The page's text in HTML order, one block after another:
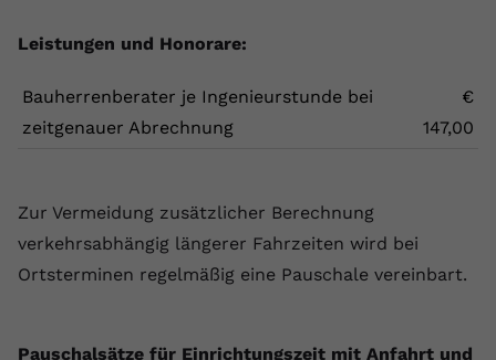
Leistungen und Honorare:
Bauherrenberater je Ingenieurstunde bei
zeitgenauer Abrechnung
€
147,00
Zur Vermeidung zusätzlicher Berechnung
verkehrsabhängig längerer Fahrzeiten wird bei
Ortsterminen regelmäßig eine Pauschale vereinbart.
Pauschalsätze für Einrichtungszeit mit Anfahrt und